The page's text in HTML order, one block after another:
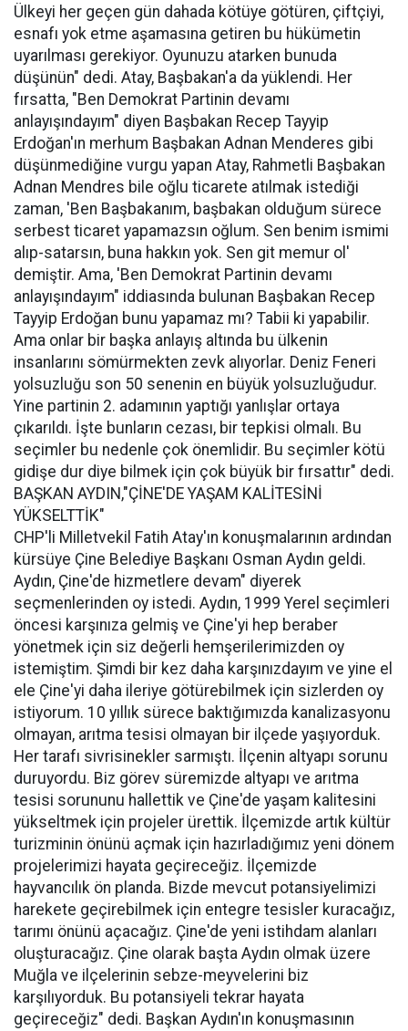
Ülkeyi her geçen gün dahada kötüye götüren, çiftçiyi,
esnafı yok etme aşamasına getiren bu hükümetin
uyarılması gerekiyor. Oyunuzu atarken bunuda
düşünün" dedi. Atay, Başbakan'a da yüklendi. Her
fırsatta, "Ben Demokrat Partinin devamı
anlayışındayım" diyen Başbakan Recep Tayyip
Erdoğan'ın merhum Başbakan Adnan Menderes gibi
düşünmediğine vurgu yapan Atay, Rahmetli Başbakan
Adnan Mendres bile oğlu ticarete atılmak istediği
zaman, 'Ben Başbakanım, başbakan olduğum sürece
serbest ticaret yapamazsın oğlum. Sen benim ismimi
alıp-satarsın, buna hakkın yok. Sen git memur ol'
demiştir. Ama, 'Ben Demokrat Partinin devamı
anlayışındayım" iddiasında bulunan Başbakan Recep
Tayyip Erdoğan bunu yapamaz mı? Tabii ki yapabilir.
Ama onlar bir başka anlayış altında bu ülkenin
insanlarını sömürmekten zevk alıyorlar. Deniz Feneri
yolsuzluğu son 50 senenin en büyük yolsuzluğudur.
Yine partinin 2. adamının yaptığı yanlışlar ortaya
çıkarıldı. İşte bunların cezası, bir tepkisi olmalı. Bu
seçimler bu nedenle çok önemlidir. Bu seçimler kötü
gidişe dur diye bilmek için çok büyük bir fırsattır" dedi.
BAŞKAN AYDIN,"ÇİNE'DE YAŞAM KALİTESİNİ
YÜKSELTTİK"
CHP'li Milletvekil Fatih Atay'ın konuşmalarının ardından
kürsüye Çine Belediye Başkanı Osman Aydın geldi.
Aydın, Çine'de hizmetlere devam" diyerek
seçmenlerinden oy istedi. Aydın, 1999 Yerel seçimleri
öncesi karşınıza gelmiş ve Çine'yi hep beraber
yönetmek için siz değerli hemşerilerimizden oy
istemiştim. Şimdi bir kez daha karşınızdayım ve yine el
ele Çine'yi daha ileriye götürebilmek için sizlerden oy
istiyorum. 10 yıllık sürece baktığımızda kanalizasyonu
olmayan, arıtma tesisi olmayan bir ilçede yaşıyorduk.
Her tarafı sivrisinekler sarmıştı. İlçenin altyapı sorunu
duruyordu. Biz görev süremizde altyapı ve arıtma
tesisi sorununu hallettik ve Çine'de yaşam kalitesini
yükseltmek için projeler ürettik. İlçemizde artık kültür
turizminin önünü açmak için hazırladığımız yeni dönem
projelerimizi hayata geçireceğiz. İlçemizde
hayvancılık ön planda. Bizde mevcut potansiyelimizi
harekete geçirebilmek için entegre tesisler kuracağız,
tarımı önünü açacağız. Çine'de yeni istihdam alanları
oluşturacağız. Çine olarak başta Aydın olmak üzere
Muğla ve ilçelerinin sebze-meyvelerini biz
karşılıyorduk. Bu potansiyeli tekrar hayata
geçireceğiz" dedi. Başkan Aydın'ın konuşmasının